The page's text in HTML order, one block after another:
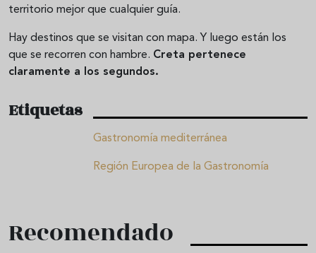
territorio mejor que cualquier guía.
Hay destinos que se visitan con mapa. Y luego están los
que se recorren con hambre. Creta pertenece
claramente a los segundos.
Etiquetas
Gastronomía mediterránea
Región Europea de la Gastronomía
Recomendado